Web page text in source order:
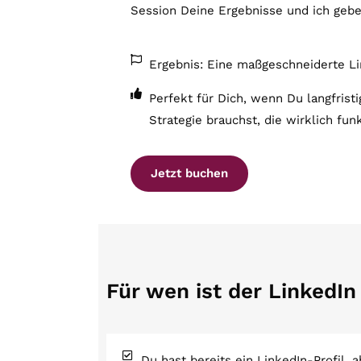
Session Deine Ergebnisse und ich
Ergebnis: Eine maßgeschneiderte
Perfekt für Dich, wenn Du
Strategie brauchst, die wirklich
Jetzt buchen
Für wen ist der